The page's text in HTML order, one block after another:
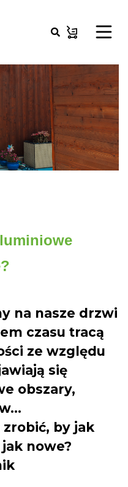
na nasze drzwi
czasu tracą
ze względu
się
obszary,
zrobić, by jak
jak nowe?